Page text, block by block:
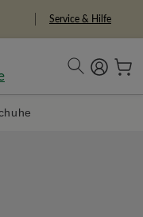
Service & Hilfe